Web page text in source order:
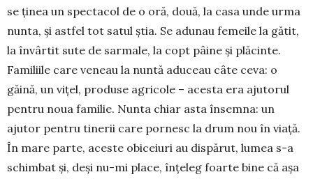
se ţinea un spec­tacol de o oră, două, la casa unde urma
nunta, şi astfel tot satul ştia. Se adunau femeile la gătit,
la învârtit sute de sarmale, la copt pâine şi plăcinte.
Familiile care veneau la nuntă aduceau câte ceva: o
găină, un viţel, produse agri­cole – acesta era aju­to­rul
pentru noua familie. Nun­ta chiar asta însemna: un
ajutor pentru tinerii care pornesc la drum nou în viaţă.
În mare parte, aceste obiceiuri au dispărut, lu­mea s-a
schimbat şi, deşi nu-mi place, înţeleg foarte bine că aşa